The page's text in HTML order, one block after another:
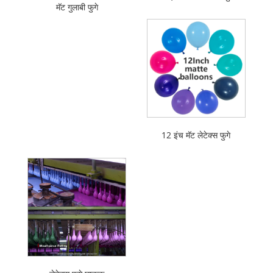
मॅट गुलाबी फुगे
12 इंच मॅट लेटेक्स फुगे